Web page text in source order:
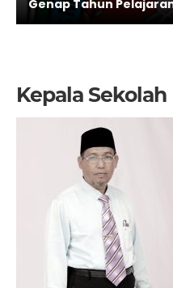
Genap Tahun
Kepala Sekolah